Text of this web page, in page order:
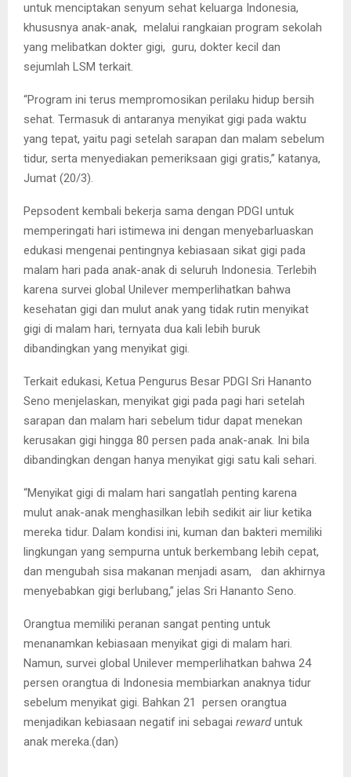
untuk menciptakan senyum sehat keluarga Indonesia,
khususnya anak-anak, melalui rangkaian program sekolah
yang melibatkan dokter gigi, guru, dokter kecil dan
sejumlah LSM terkait.
“Program ini terus mempromosikan perilaku hidup bersih
sehat. Termasuk di antaranya menyikat gigi pada waktu
yang tepat, yaitu pagi setelah sarapan dan malam sebelum
tidur, serta menyediakan pemeriksaan gigi gratis,” katanya,
Jumat (20/3).
Pepsodent kembali bekerja sama dengan PDGI untuk
memperingati hari istimewa ini dengan menyebarluaskan
edukasi mengenai pentingnya kebiasaan sikat gigi pada
malam hari pada anak-anak di seluruh Indonesia. Terlebih
karena survei global Unilever memperlihatkan bahwa
kesehatan gigi dan mulut anak yang tidak rutin menyikat
gigi di malam hari, ternyata dua kali lebih buruk
dibandingkan yang menyikat gigi.
Terkait edukasi, Ketua Pengurus Besar PDGI Sri Hananto
Seno menjelaskan, menyikat gigi pada pagi hari setelah
sarapan dan malam hari sebelum tidur dapat menekan
kerusakan gigi hingga 80 persen pada anak-anak. Ini bila
dibandingkan dengan hanya menyikat gigi satu kali sehari.
“Menyikat gigi di malam hari sangatlah penting karena
mulut anak-anak menghasilkan lebih sedikit air liur ketika
mereka tidur. Dalam kondisi ini, kuman dan bakteri memiliki
lingkungan yang sempurna untuk berkembang lebih cepat,
dan mengubah sisa makanan menjadi asam, dan akhirnya
menyebabkan gigi berlubang,” jelas Sri Hananto Seno.
Orangtua memiliki peranan sangat penting untuk
menanamkan kebiasaan menyikat gigi di malam hari.
Namun, survei global Unilever memperlihatkan bahwa 24
persen orangtua di Indonesia membiarkan anaknya tidur
sebelum menyikat gigi. Bahkan 21 persen orangtua
menjadikan kebiasaan negatif ini sebagai rewarduntuk
anak mereka.(dan)